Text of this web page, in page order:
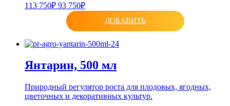
113 750₽ 93 750₽
ДОБАВИТЬ
Янтарин, 500 мл
Природный регулятор роста для плодовых, ягодных,
цветочных и декоративных культур.